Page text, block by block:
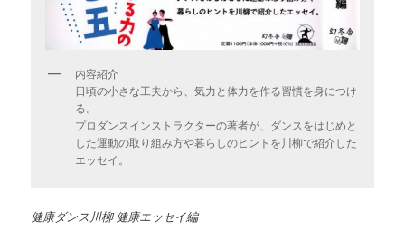
内容紹介
日頃の小さな工夫から、気力と体力を作る習慣を身につけ
る。
プロダンスインストラクターの著者が、ダンスをはじめと
した運動の取り組み方や暮らしのヒントを川柳で紹介した
エッセイ。
健康ダンス川柳 健康エッセイ編